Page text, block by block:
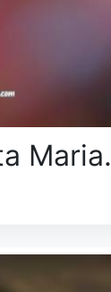
Maria.